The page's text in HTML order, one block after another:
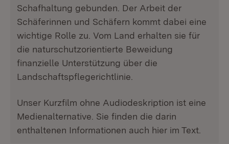
Schafhaltung gebunden. Der Arbeit der
Schäferinnen und Schäfern kommt dabei eine
wichtige Rolle zu. Vom Land erhalten sie für
die naturschutzorientierte Beweidung
finanzielle Unterstützung über die
Landschaftspflegerichtlinie.
Unser Kurzfilm ohne Audiodeskription ist eine
Medienalternative. Sie finden die darin
enthaltenen Informationen auch hier im Text.